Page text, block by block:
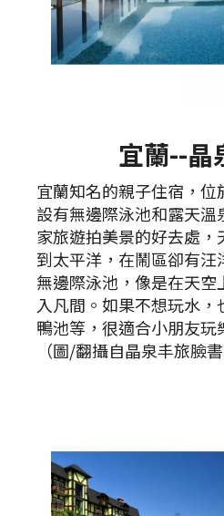
宜蘭--晶
宜蘭知名的親子住宿，
設有無邊際泳池和露天
家旅遊拍美景的好去處
到太平洋，在鬧區卻有
無邊際泳池，像是在天
入凡間。如果不想玩水
鴨池等，很適合小朋友玩
（圖/翻攝自晶泉丰旅臉書